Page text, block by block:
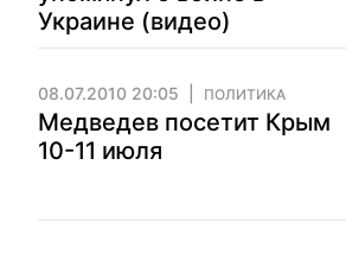
Украине (видео)
08.07.2010 20:05 ПОЛИТИКА
Медведев посетит Крым
10-11 июля